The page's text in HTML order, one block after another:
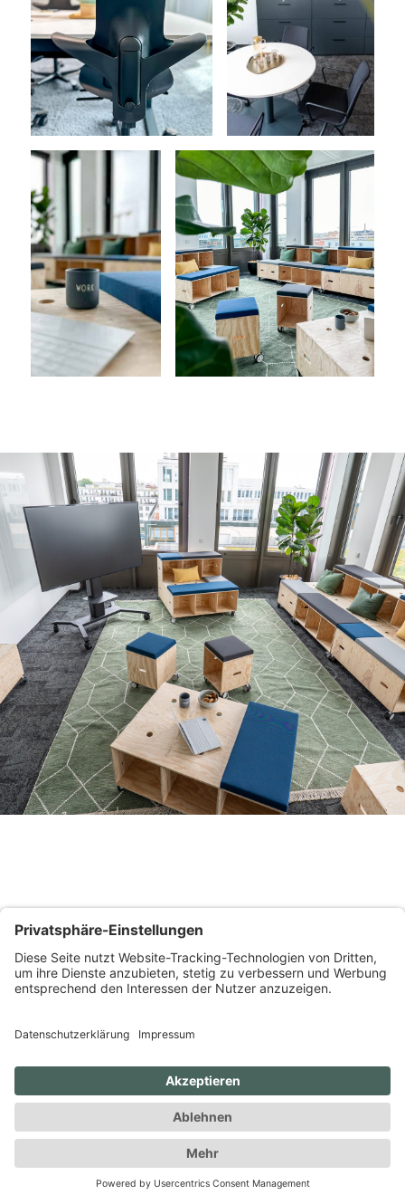
SOZIALBEREICH IM
DACHGESCHOSS